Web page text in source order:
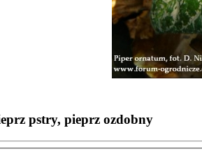
pstry, pieprz ozdobny